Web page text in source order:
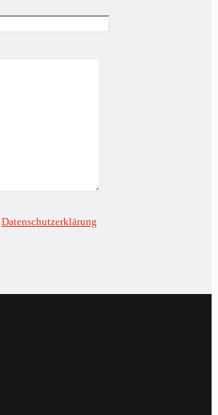
Datenschutzerklärung